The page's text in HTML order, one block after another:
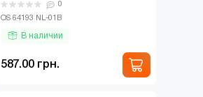
LASER NEXT GENERATION НА ..
0
OS 64193 NL-01B
В наличии
587.00 грн.